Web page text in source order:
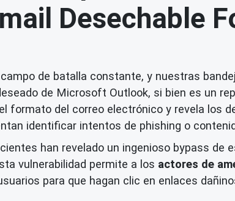
Desechable
de batalla constante, y nuestras
de Microsoft Outlook, si bien es un
formato del correo electrónico y revela los
identificar intentos de phishing o
han revelado un ingenioso bypass
vulnerabilidad permite a los actores de
para que hagan clic en enlaces